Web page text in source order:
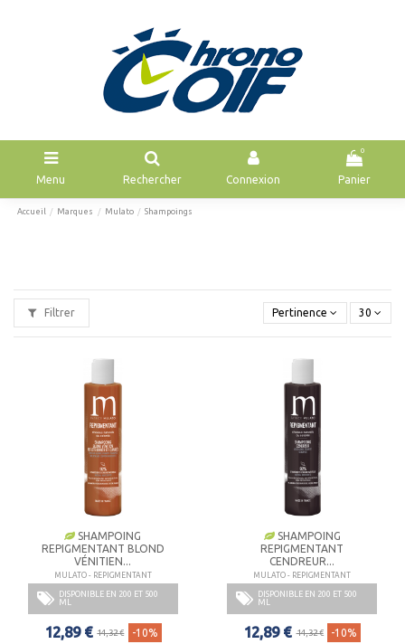
Menu Rechercher Connexion
0
Panier
Accueil Marques Mulato Shampoings
Filtrer Pertinence 30
SHAMPOING
REPIGMENTANT BLOND
VÉNITIEN...
MULATO - REPIGMENTANT
DISPONIBLE EN 200 ET 500
ML
12,89 € 14,32 € -10%
SHAMPOING
REPIGMENTANT
CENDREUR...
MULATO - REPIGMENTANT
DISPONIBLE EN 200 ET 500
ML
12,89 € 14,32 € -10%